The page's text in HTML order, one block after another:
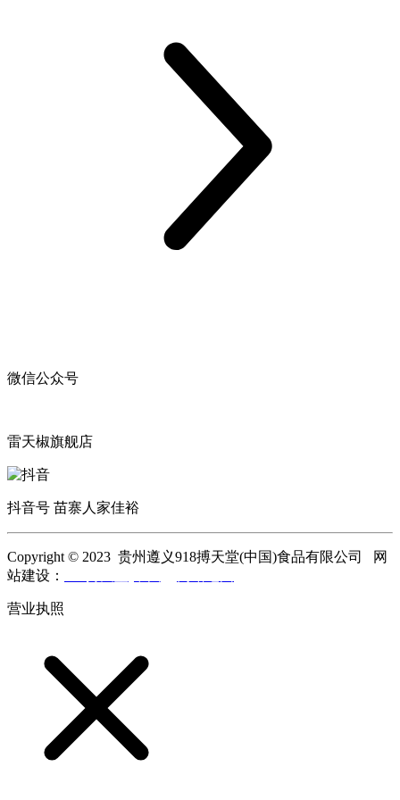
微信公众号
雷天椒旗舰店
抖音号 苗寨人家佳裕
Copyright © 2023 贵州遵义918搏天堂(中国)食品有限公司 网
站建设：
营业执照